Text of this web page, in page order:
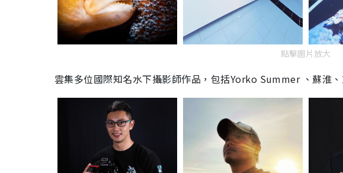
點擊圖片放大
雲集多位國際知名水下攝影師作品，包括Yorko Summer 、蘇淮、